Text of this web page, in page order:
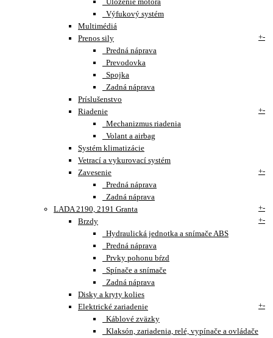
Výfukový systém
Multimédiá
Prenos sily
+-
Predná náprava
Prevodovka
Spojka
Zadná náprava
Príslušenstvo
Riadenie
+-
Mechanizmus riadenia
Volant a airbag
Systém klimatizácie
Vetrací a vykurovací systém
Zavesenie
+-
Predná náprava
Zadná náprava
LADA 2190, 2191 Granta
+-
Brzdy
+-
Hydraulická jednotka a snímače ABS
Predná náprava
Prvky pohonu bŕzd
Spínače a snímače
Zadná náprava
Disky a kryty kolies
Elektrické zariadenie
+-
Káblové zväzky
Klaksón, zariadenia, relé, vypínače a ovládače